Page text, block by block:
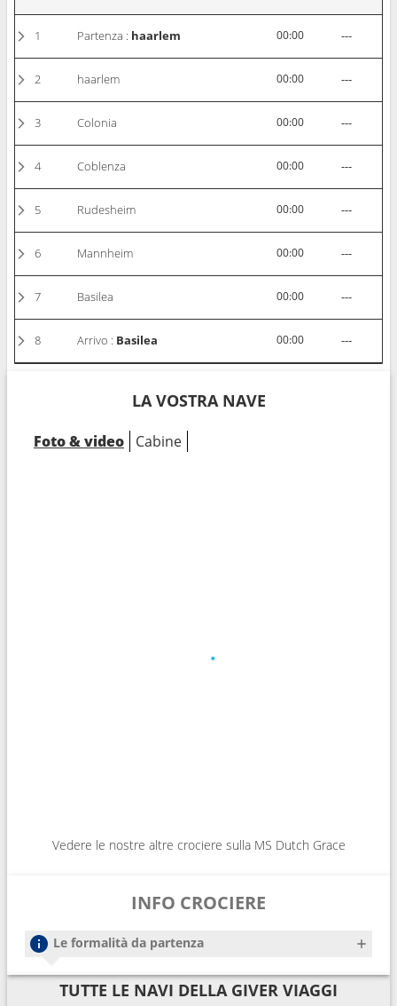
1 Partenza : haarlem 00:00 ---
2 haarlem 00:00 ---
3 Colonia 00:00 ---
4 Coblenza 00:00 ---
5 Rudesheim 00:00 ---
6 Mannheim 00:00 ---
7 Basilea 00:00 ---
8 Arrivo : Basilea 00:00 ---
LA VOSTRA NAVE
Foto & video Cabine
Vedere le nostre altre crociere sulla MS Dutch Grace
INFO CROCIERE
Le formalità da partenza
TUTTE LE NAVI DELLA GIVER VIAGGI